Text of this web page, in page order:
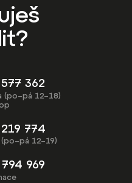
362
(po–pá 12–18)
774
12–19)
969